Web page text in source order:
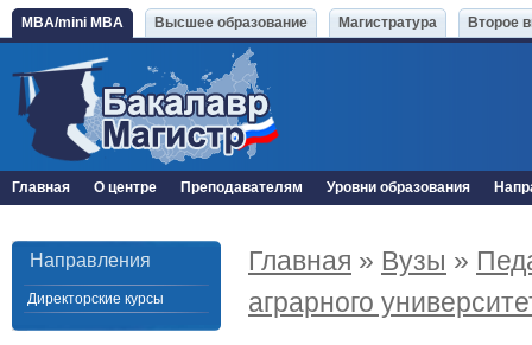
MBA/mini MBA Высшее образование Магистратура Второе
Главная О центре Преподавателям Уровни образования
Направления
Директорские курсы
Главная » Вузы »
аграрного